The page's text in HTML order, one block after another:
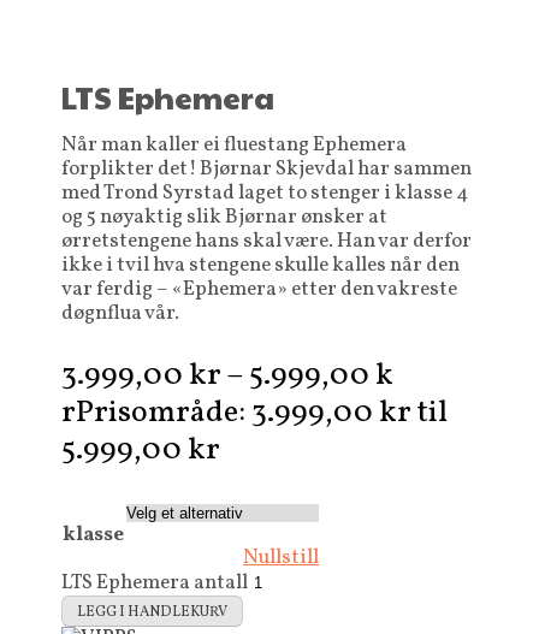
LTS Ephemera
Når man kaller ei fluestang Ephemera
forplikter det! Bjørnar Skjevdal har sammen
med Trond Syrstad laget to stenger i klasse 4
og 5 nøyaktig slik Bjørnar ønsker at
ørretstengene hans skal være. Han var derfor
ikke i tvil hva stengene skulle kalles når den
var ferdig – «Ephemera» etter den vakreste
døgnflua vår.
3.999,00kr–5.999,00k
rPrisområde: 3.999,00 kr til
5.999,00 kr
klasse
Nullstill
LTS Ephemera antall
LEGG I HANDLEKURV